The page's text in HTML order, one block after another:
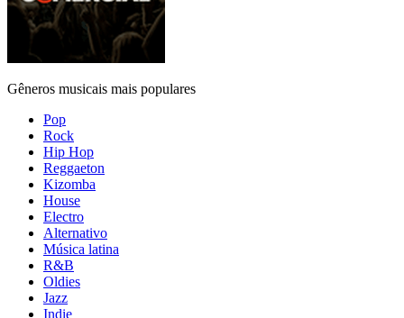
Gêneros musicais mais populares
Pop
Rock
Hip Hop
Reggaeton
Kizomba
House
Electro
Alternativo
Música latina
R&B
Oldies
Jazz
Indie